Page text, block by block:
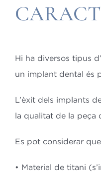
Hi ha diversos tipus
un implant dental és
L’èxit dels implants
la qualitat de la peça
Es pot considerar
• Material de titani